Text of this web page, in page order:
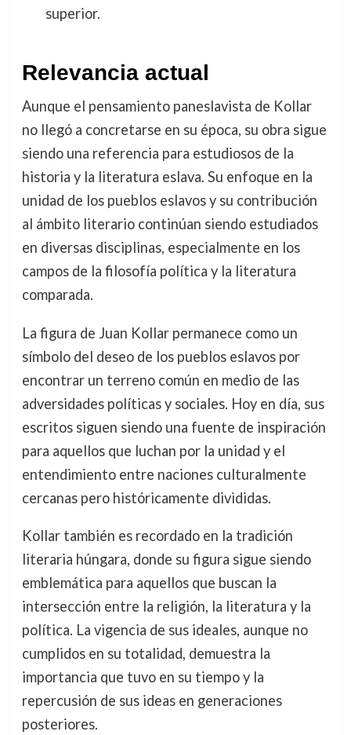
superior.
Relevancia actual
Aunque el pensamiento paneslavista de Kollar
no llegó a concretarse en su época, su obra sigue
siendo una referencia para estudiosos de la
historia y la literatura eslava. Su enfoque en la
unidad de los pueblos eslavos y su contribución
al ámbito literario continúan siendo estudiados
en diversas disciplinas, especialmente en los
campos de la filosofía política y la literatura
comparada.
La figura de Juan Kollar permanece como un
símbolo del deseo de los pueblos eslavos por
encontrar un terreno común en medio de las
adversidades políticas y sociales. Hoy en día, sus
escritos siguen siendo una fuente de inspiración
para aquellos que luchan por la unidad y el
entendimiento entre naciones culturalmente
cercanas pero históricamente divididas.
Kollar también es recordado en la tradición
literaria húngara, donde su figura sigue siendo
emblemática para aquellos que buscan la
intersección entre la religión, la literatura y la
política. La vigencia de sus ideales, aunque no
cumplidos en su totalidad, demuestra la
importancia que tuvo en su tiempo y la
repercusión de sus ideas en generaciones
posteriores.